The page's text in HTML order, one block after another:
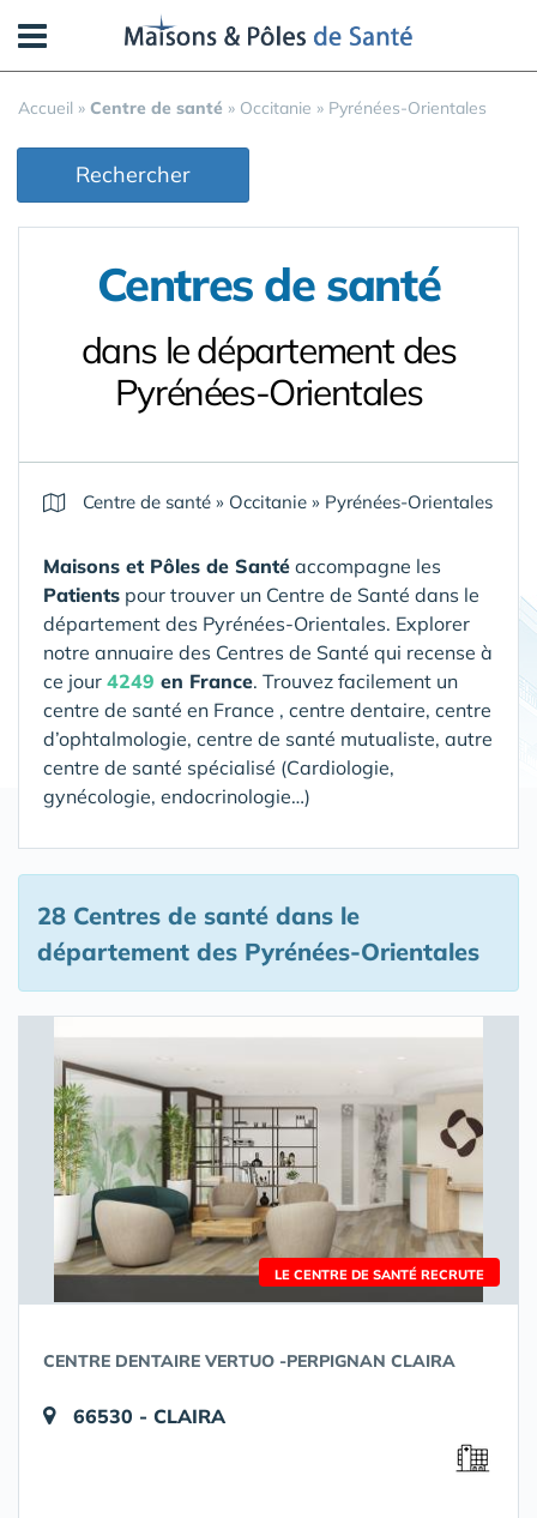
Accueil » Centre de santé » Occitanie » Pyrénées-Orientales
Rechercher
Centres de santé
dans le département des
Pyrénées-Orientales
Centre de santé » Occitanie » Pyrénées-Orientales
Maisons et Pôles de Santé accompagne les
Patients pour trouver un Centre de Santé dans le
département des Pyrénées-Orientales. Explorer
notre annuaire des Centres de Santé qui recense à
ce jour 4249 en France. Trouvez facilement un
centre de santé en France , centre dentaire, centre
d’ophtalmologie, centre de santé mutualiste, autre
centre de santé spécialisé (Cardiologie,
gynécologie, endocrinologie…)
28 Centres de santé dans le
département des Pyrénées-Orientales
LE CENTRE DE SANTÉ RECRUTE
CENTRE DENTAIRE VERTUO -PERPIGNAN CLAIRA
66530 - CLAIRA
Panneau de gestion des cookies